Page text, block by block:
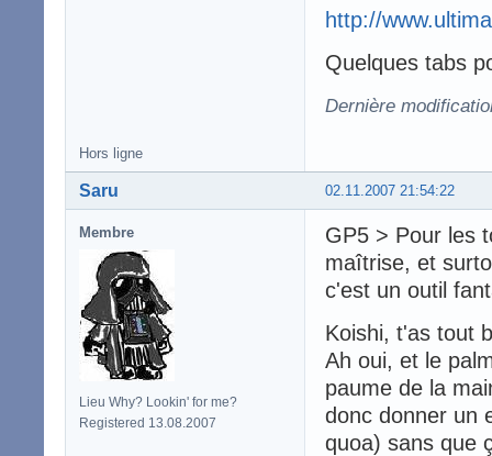
http://
Quelques tabs
Dernière
Hors ligne
02.11.2007 21:54:22
Saru
Membre
Lieu Why? Lookin' for me?
Registered 13.08.2007
GP5 > Pour les
maîtrise, et
c'est un outil
Koishi, t'as tout
Ah oui, et le
paume de la
donc donner un
quoa) sans que